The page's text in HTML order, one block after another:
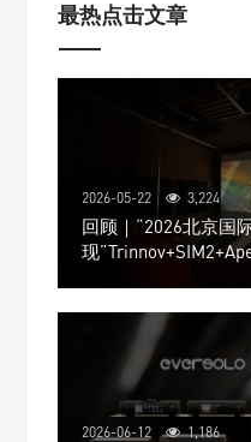
最热点击文章
2026-05-22 3,224
回顾｜“2026北京国
现
2026-06-12 1,186